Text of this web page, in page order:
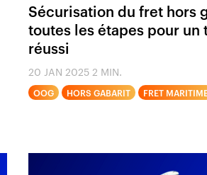
Sécurisation du fret hors
toutes les étapes pour un
réussi
20 JAN 2025 2 MIN.
OOG HORS GABARIT FRET